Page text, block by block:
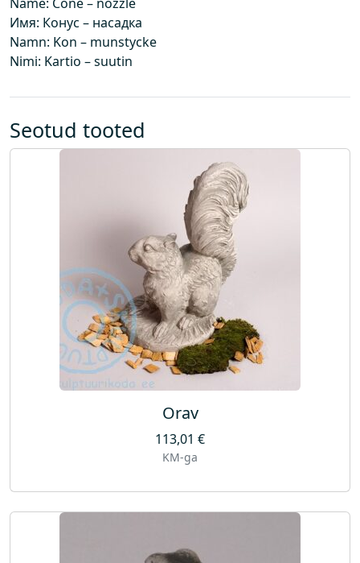
s
Имя: Конус – насадка
Namn: Kon – munstycke
Nimi: Kartio – suutin
Seotud tooted
Orav
113,01 €
KM-ga